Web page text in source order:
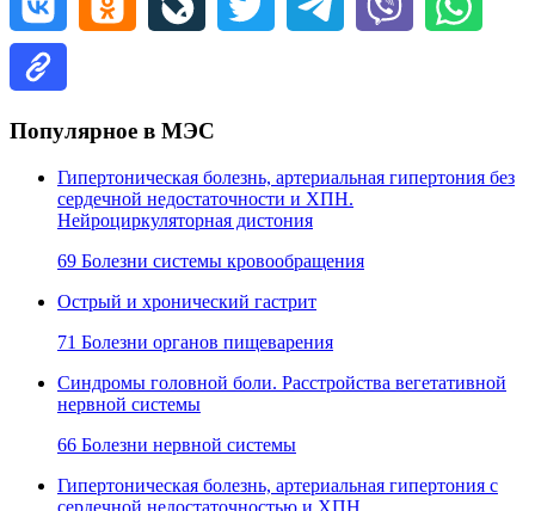
Популярное в МЭС
Гипертоническая болезнь, артериальная гипертония без
сердечной недостаточности и ХПН.
Нейроциркуляторная дистония
69 Болезни системы кровообращения
Острый и хронический гастрит
71 Болезни органов пищеварения
Синдромы головной боли. Расстройства вегетативной
нервной системы
66 Болезни нервной системы
Гипертоническая болезнь, артериальная гипертония с
сердечной недостаточностью и ХПН